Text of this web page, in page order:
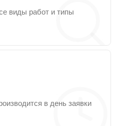
виды работ и типы
в день заявки